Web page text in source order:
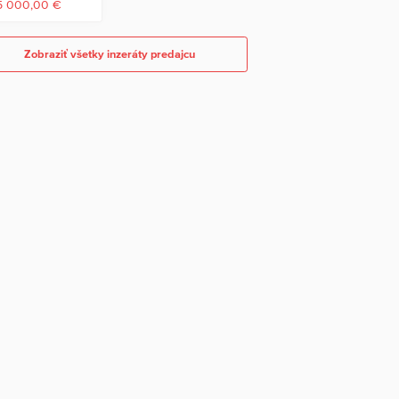
000,00 €
Zobraziť všetky inzeráty predajcu